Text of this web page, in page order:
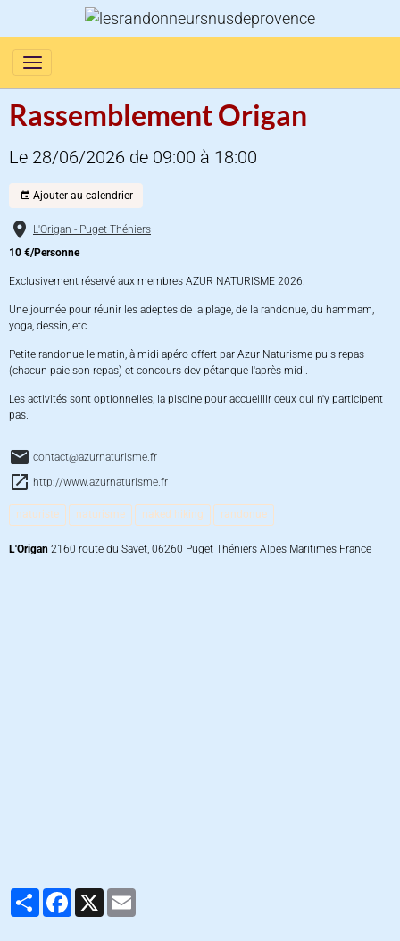
Rassemblement Origan
Le 28/06/2026 de 09:00 à 18:00
Ajouter au calendrier
L'Origan - Puget Théniers
10 €/Personne
Exclusivement réservé aux membres AZUR NATURISME 2026.
Une journée pour réunir les adeptes de la plage, de la randonue, du hammam,
yoga, dessin, etc...
Petite randonue le matin, à midi apéro offert par Azur Naturisme puis repas
(chacun paie son repas) et concours dev pétanque l'après-midi.
Les activités sont optionnelles, la piscine pour accueillir ceux qui n'y participent
pas.
contact@azurnaturisme.fr
http://www.azurnaturisme.fr
naturiste naturisme naked hiking randonue
L'Origan 2160 route du Savet, 06260 Puget Théniers Alpes Maritimes France
Partager Facebook